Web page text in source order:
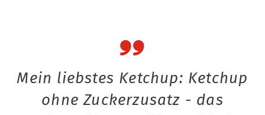
Mein liebstes Ketchup: Ketchup
ohne Zuckerzusatz - das